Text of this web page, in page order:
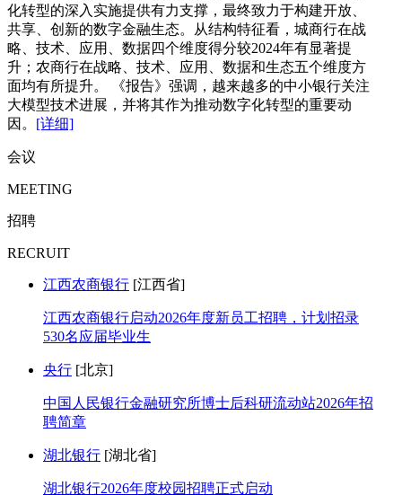
化转型的深入实施提供有力支撑，最终致力于构建开放、
共享、创新的数字金融生态。从结构特征看，城商行在战
略、技术、应用、数据四个维度得分较2024年有显著提
升；农商行在战略、技术、应用、数据和生态五个维度方
面均有所提升。 《报告》强调，越来越多的中小银行关注
大模型技术进展，并将其作为推动数字化转型的重要动
因。 [详细]
会议
MEETING
招聘
RECRUIT
江西农商银行 [江西省]
江西农商银行启动2026年度新员工招聘，计划招录
530名应届毕业生
央行 [北京]
中国人民银行金融研究所博士后科研流动站2026年招
聘简章
湖北银行 [湖北省]
湖北银行2026年度校园招聘正式启动